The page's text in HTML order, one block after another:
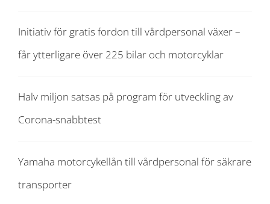
Initiativ för gratis fordon till vårdpersonal växer –
får ytterligare över 225 bilar och motorcyklar
Halv miljon satsas på program för utveckling av
Corona-snabbtest
Yamaha motorcykellån till vårdpersonal för säkrare
transporter